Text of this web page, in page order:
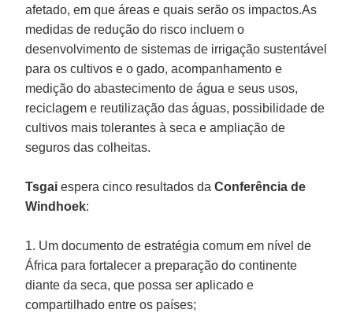
afetado, em que áreas e quais serão os impactos.As
medidas de redução do risco incluem o
desenvolvimento de sistemas de irrigação sustentável
para os cultivos e o gado, acompanhamento e
medição do abastecimento de água e seus usos,
reciclagem e reutilização das águas, possibilidade de
cultivos mais tolerantes à seca e ampliação de
seguros das colheitas.
Tsgai espera cinco resultados daConferência de
Windhoek:
1. Um documento de estratégia comum em nível de
África para fortalecer a preparação do continente
diante da seca, que possa ser aplicado e
compartilhado entre os países;